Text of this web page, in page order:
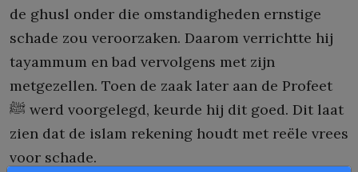
de ghusl onder die omstandigheden ernstige
schade zou veroorzaken. Daarom verrichtte hij
tayammum en bad vervolgens met zijn
metgezellen. Toen de zaak later aan de Profeet
ﷺ werd voorgelegd, keurde hij dit goed. Dit laat
zien dat de islam rekening houdt met reële vrees
voor schade.